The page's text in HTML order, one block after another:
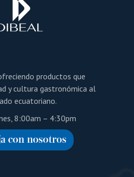
productos que
y cultura gastronómica al
ecuatoriano.
8:00am – 4:30pm